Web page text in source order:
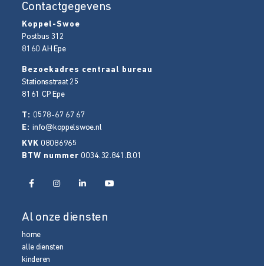
Contactgegevens
Koppel-Swoe
Postbus 312
8160 AH Epe
Bezoekadres centraal bureau
Stationsstraat 25
8161 CP Epe
T: 0578-67 67 67
E:info@koppelswoe.nl
KVK 08086965
BTW nummer 0034.32.841.B.01
Al onze diensten
home
alle diensten
kinderen